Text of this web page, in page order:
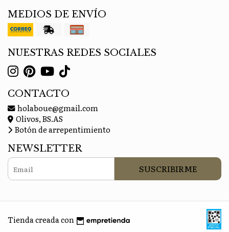
MEDIOS DE ENVÍO
NUESTRAS REDES SOCIALES
CONTACTO
holaboue@gmail.com
Olivos, BS.AS
Botón de arrepentimiento
NEWSLETTER
SUSCRIBIRME
Tienda creada con